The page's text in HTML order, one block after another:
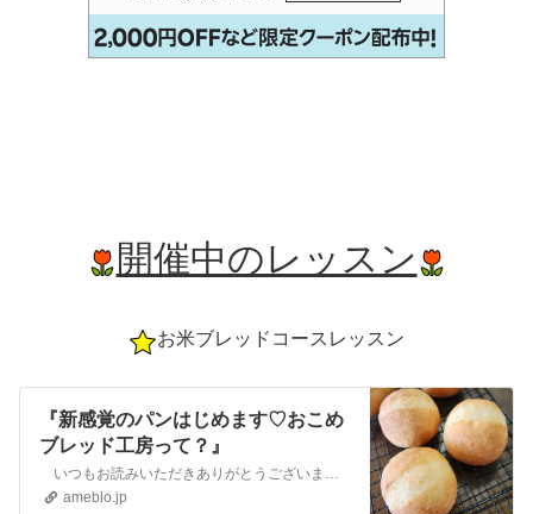
開催中のレッスン
お米ブレッドコースレッスン
『新感覚のパンはじめます♡おこめ
ブレッド工房って？』
いつもお読みいただきありがとうございます 愛知県小牧市 さちよのアトリエ～丁寧な暮らし～ お米ブレッド工房おうちのお米でサクッと作れる新…
ameblo.jp